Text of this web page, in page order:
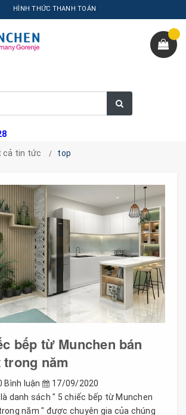
HÌNH THỨC THANH TOÁN
cả tin tức top
bếp từ Munchen bán
năm
Bình luận
17/09/2020
danh sách " 5 chiếc bếp từ Munchen
năm " được chuyên gia của chúng